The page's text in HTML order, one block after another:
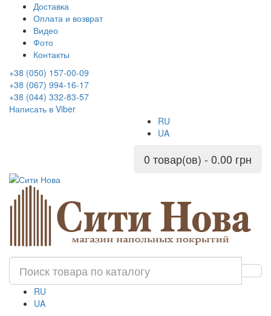
Доставка
Оплата и возврат
Видео
Фото
Контакты
+38 (050) 157-00-09
+38 (067) 994-16-17
+38 (044) 332-83-57
Написать в Viber
RU
UA
0 товар(ов) - 0.00 грн
RU
UA